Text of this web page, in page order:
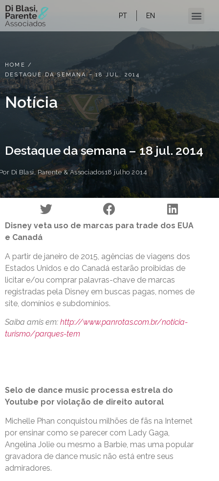
PT EN
HOME /
DESTAQUE DA SEMANA – 18 JUL. 2014
Notícia
Destaque da semana – 18 jul. 2014
Di Blasi, Parente & Associados18 julho 2014
Disney veta uso de marcas para trade dos EUA
e Canadá
A partir de janeiro de 2015, agências de viagens dos
Estados Unidos e do Canadá estarão proibidas de
licitar e/ou comprar palavras-chave de marcas
registradas pela Disney em buscas pagas, nomes de
site, domínios e subdomínios.
Saiba amis em: http://www.panrotas.com.br/noticia-
turismo/parques-tem
Selo de dance music processa estrela do
Youtube por violação de direito autoral
Michelle Phan conquistou milhões de fãs na Internet
por ensinar como se parecer com Lady Gaga,
Angelina Jolie ou mesmo a Barbie, mas uma popular
gravadora de dance music não está entre seus
admiradores.